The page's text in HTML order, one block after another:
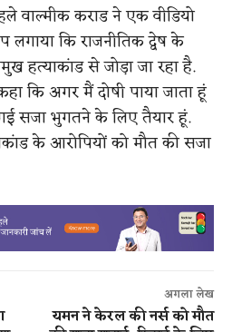
वाल्मीक कराड ने एक वीडियो
लगाया कि राजनीतिक द्वेष के
हत्याकांड से जोड़ा जा रहा है.
कि अगर मैं दोषी पाया जाता हूं
गई सजा भुगतने के लिए तैयार हूं.
के आरोपियों को मौत की सजा
अगला लेख
यमन ने केरल की नर्स को मौत